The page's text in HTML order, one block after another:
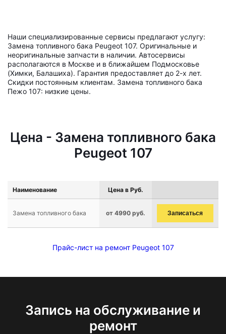
Наши специализированные сервисы предлагают услугу:
Замена топливного бака Peugeot 107. Оригинальные и
неоригинальные запчасти в наличии. Автосервисы
располагаются в Москве и в ближайшем Подмосковье
(Химки, Балашиха). Гарантия предоставляет до 2-х лет.
Скидки постоянным клиентам. Замена топливного бака
Пежо 107: низкие цены.
Цена - Замена топливного бака
Peugeot 107
Наименование Цена в Руб.
Замена топливного бака от 4990 руб. Записаться
Прайс-лист на ремонт Peugeot 107
Запись на обслуживание и
ремонт